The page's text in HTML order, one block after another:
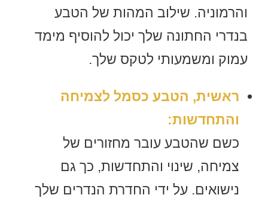
והרמוניה. שילוב המהות של הטבע
בנדרי החתונה שלך יכול להוסיף מימד
עמוק ומשמעותי לטקס שלך.
ראשית, הטבע כסמל לצמיחה
והתחדשות:
כשם שהטבע עובר מחזורים של
צמיחה, שינוי והתחדשות, כך גם
נישואים. על ידי החדרת הנדרים שלך